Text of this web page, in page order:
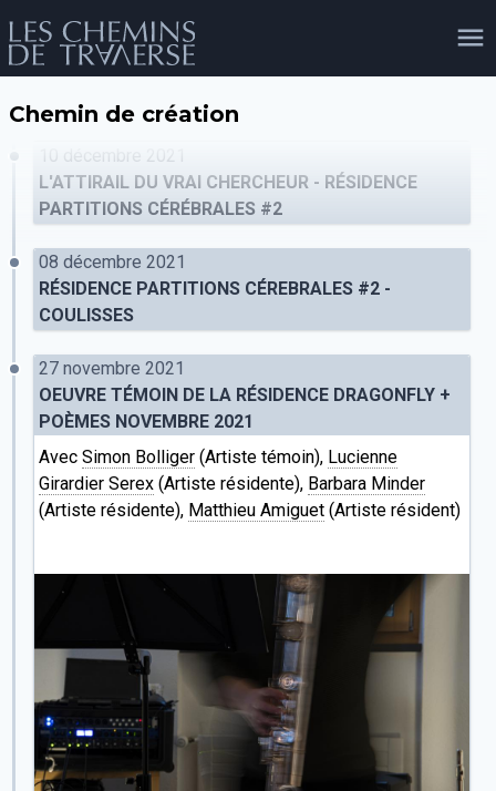
publics
Chemin de création
10 décembre 2021
L'ATTIRAIL DU VRAI CHERCHEUR - RÉSIDENCE
PARTITIONS CÉRÉBRALES #2
08 décembre 2021
RÉSIDENCE PARTITIONS CÉREBRALES #2 -
COULISSES
27 novembre 2021
OEUVRE TÉMOIN DE LA RÉSIDENCE DRAGONFLY +
POÈMES NOVEMBRE 2021
Avec Simon Bolliger (Artiste témoin), Lucienne
Girardier Serex (Artiste résidente), Barbara Minder
(Artiste résidente), Matthieu Amiguet (Artiste résident)